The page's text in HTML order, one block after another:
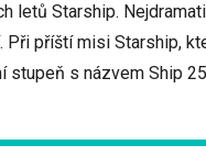
letů Starship.
Při příští misi Starship,
stupeň s názvem Ship